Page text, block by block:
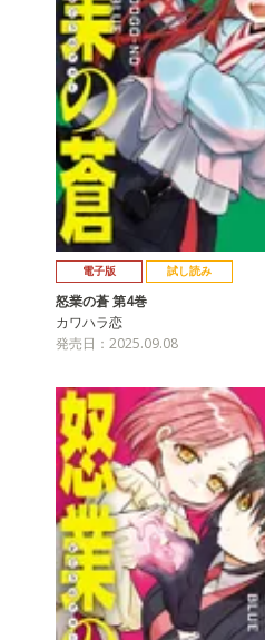
電子版 試し読み
怒業の蒼 第4巻
カワハラ恋
発売日：2025.09.08